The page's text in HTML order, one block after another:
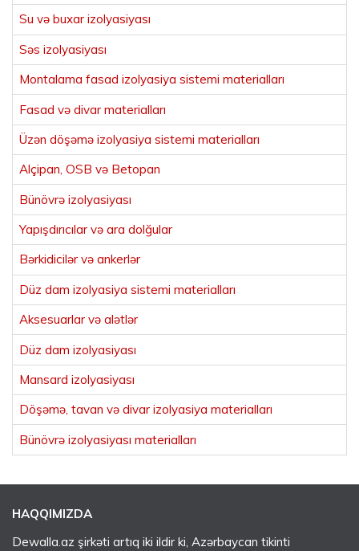
Su və buxar izolyasiyası
Səs izolyasiyası
Montalama fasad izolyasiya sistemi materialları
Fasad və divar materialları
Üzən döşəmə izolyasiya sistemi materialları
Alçipan, OSB və Betopan
Bünövrə izolyasiyası
Yapışdırıcılar və ara dolğular
Bərkidicilər və ankerlər
Düz dam izolyasiya sistemi materialları
Aksesuarlar və alətlər
Düz dam izolyasiyası
Mansard izolyasiyası
Döşəmə, tavan və divar izolyasiya materialları
Bünövrə izolyasiyası materialları
HAQQIMIZDA
Dewalla.az şirkəti artıq iki ildir ki, Azərbaycan tikinti